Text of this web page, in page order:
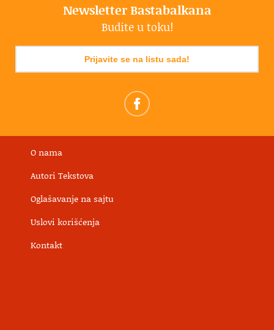
Newsletter Bastabalkana
Budite u toku!
Prijavite se na listu sada!
O nama
Autori Tekstova
Oglašavanje na sajtu
Uslovi korišćenja
Kontakt